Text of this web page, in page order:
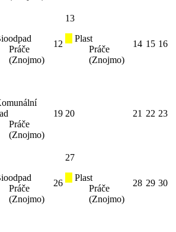
Práče
(Znojmo)
12
13
Plast
Práče
(Znojmo)
14 15 16
Práče
(Znojmo)
19 20 21 22 23
Práče
(Znojmo)
26
27
Plast
Práče
(Znojmo)
28 29 30